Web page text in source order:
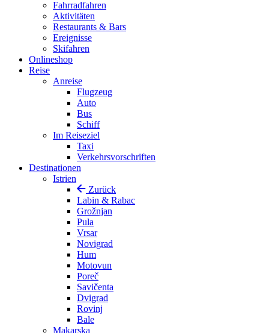
Fahrradfahren
Aktivitäten
Restaurants & Bars
Ereignisse
Skifahren
Onlineshop
Reise
Anreise
Flugzeug
Auto
Bus
Schiff
Im Reiseziel
Taxi
Verkehrsvorschriften
Destinationen
Istrien
Zurück
Labin & Rabac
Grožnjan
Pula
Vrsar
Novigrad
Hum
Motovun
Poreč
Savičenta
Dvigrad
Rovinj
Bale
Makarska